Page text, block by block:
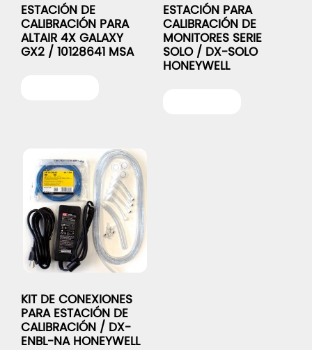
ESTACIÓN DE
CALIBRACIÓN PARA
ALTAIR 4X GALAXY
GX2 / 10128641 MSA
ESTACIÓN PARA
CALIBRACIÓN DE
MONITORES SERIE
SOLO / DX-SOLO
HONEYWELL
KIT DE CONEXIONES
PARA ESTACIÓN DE
CALIBRACIÓN / DX-
ENBL-NA HONEYWELL